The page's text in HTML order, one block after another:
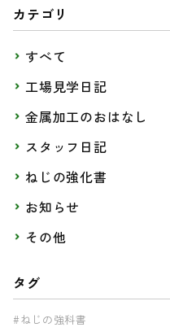
カテゴリ
すべて
工場見学日記
金属加工のおはなし
スタッフ日記
ねじの強化書
お知らせ
その他
タグ
#ねじの強科書